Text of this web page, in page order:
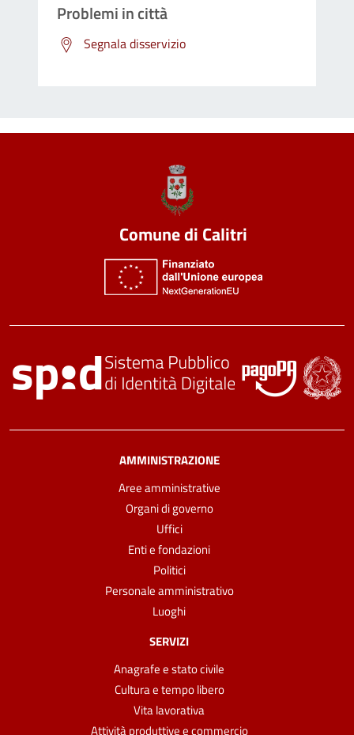
Problemi in città
Segnala disservizio
Comune di Calitri
AMMINISTRAZIONE
Aree amministrative
Organi di governo
Uffici
Enti e fondazioni
Politici
Personale amministrativo
Luoghi
SERVIZI
Anagrafe e stato civile
Cultura e tempo libero
Vita lavorativa
Attività produttive e commercio